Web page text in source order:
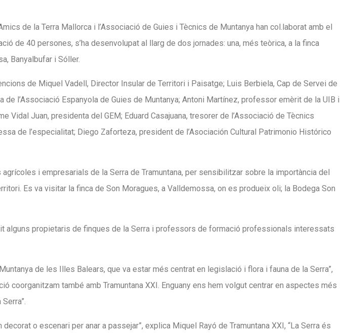
de la Terra Mallorca i l’Associació de Guies i Tècnics de Muntanya han col.laborat amb el
de 40 persones, s’ha desenvolupat al llarg de dos jornades: una, més teòrica, a la finca
Banyalbufar i Sóller.
de Miquel Vadell, Director Insular de Territori i Paisatge; Luis Berbiela, Cap de Servei de
l’Associació Espanyola de Guies de Muntanya; Antoni Martínez, professor emèrit de la UIB i
Vidal Juan, presidenta del GEM; Eduard Casajuana, tresorer de l’Associació de Tècnics
de l’especialitat; Diego Zaforteza, president de l’Asociación Cultural Patrimonio Histórico
i empresarials de la Serra de Tramuntana, per sensibilitzar sobre la importància del
Es va visitar la finca de Son Moragues, a Valldemossa, on es produeix oli; la Bodega Son
alguns propietaris de finques de la Serra i professors de formació professionals interessats
de les Illes Balears, que va estar més centrat en legislació i flora i fauna de la Serra”,
coorganitzam també amb Tramuntana XXI. Enguany ens hem volgut centrar en aspectes més
o escenari per anar a passejar”, explica Miquel Rayó de Tramuntana XXI, “La Serra és